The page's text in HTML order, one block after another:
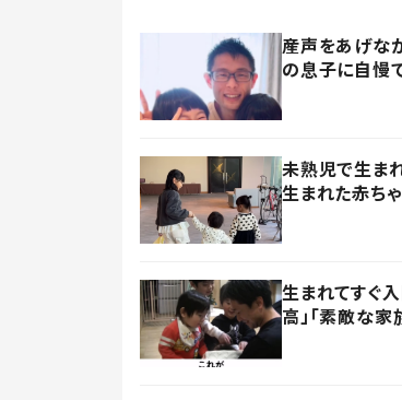
産声をあげな
の息子に自慢
未熟児で生ま
生まれた赤ち
生まれてすぐ
高」「素敵な家